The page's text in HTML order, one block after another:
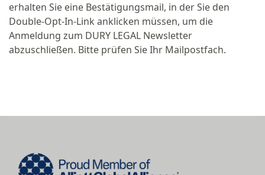
erhalten Sie eine Bestätigungsmail, in der Sie den
Double-Opt-In-Link anklicken müssen, um die
Anmeldung zum DURY LEGAL Newsletter
abzuschließen. Bitte prüfen Sie Ihr Mailpostfach.